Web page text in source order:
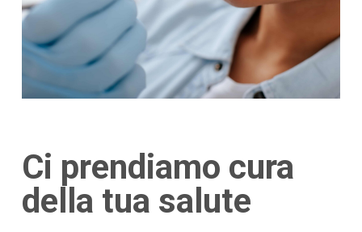
Ci prendiamo cura
della tua salute